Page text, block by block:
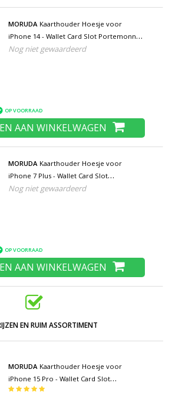
MORUDA Kaarthouder Hoesje voor
iPhone 14 - Wallet Card Slot Portemonnee
Flip Cover Case - Rood
Nog niet gewaardeerd
OP VOORRAAD
AAN WINKELWAGEN
MORUDA Kaarthouder Hoesje voor
iPhone 7 Plus - Wallet Card Slot
Portemonnee Flip Cover Case - Paars
Nog niet gewaardeerd
OP VOORRAAD
AAN WINKELWAGEN
EN RUIM ASSORTIMENT
MORUDA Kaarthouder Hoesje voor
iPhone 15 Pro - Wallet Card Slot
Portemonnee Flip Cover Case - Paars